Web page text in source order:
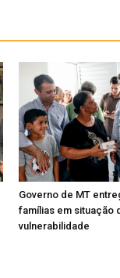
Governo de MT
famílias em situação
vulnerabilidade